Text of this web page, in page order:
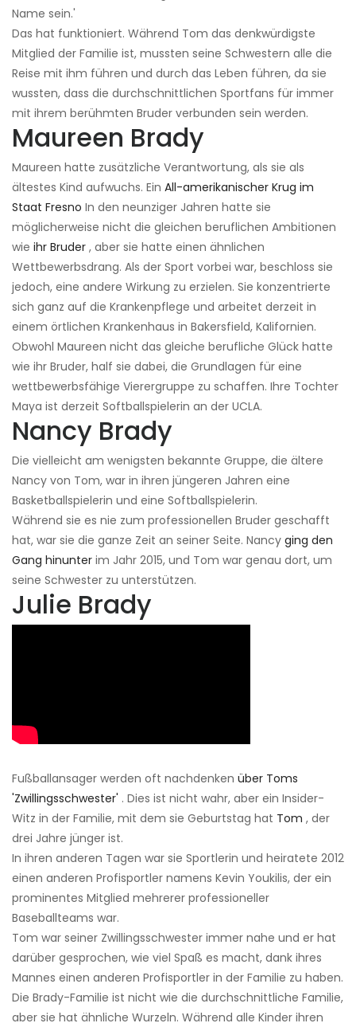
Name sein.'
Das hat funktioniert. Während Tom das denkwürdigste
Mitglied der Familie ist, mussten seine Schwestern alle die
Reise mit ihm führen und durch das Leben führen, da sie
wussten, dass die durchschnittlichen Sportfans für immer
mit ihrem berühmten Bruder verbunden sein werden.
Maureen Brady
Maureen hatte zusätzliche Verantwortung, als sie als
ältestes Kind aufwuchs. Ein All-amerikanischer Krug im
Staat Fresno In den neunziger Jahren hatte sie
möglicherweise nicht die gleichen beruflichen Ambitionen
wie ihr Bruder , aber sie hatte einen ähnlichen
Wettbewerbsdrang. Als der Sport vorbei war, beschloss sie
jedoch, eine andere Wirkung zu erzielen. Sie konzentrierte
sich ganz auf die Krankenpflege und arbeitet derzeit in
einem örtlichen Krankenhaus in Bakersfield, Kalifornien.
Obwohl Maureen nicht das gleiche berufliche Glück hatte
wie ihr Bruder, half sie dabei, die Grundlagen für eine
wettbewerbsfähige Vierergruppe zu schaffen. Ihre Tochter
Maya ist derzeit Softballspielerin an der UCLA.
Nancy Brady
Die vielleicht am wenigsten bekannte Gruppe, die ältere
Nancy von Tom, war in ihren jüngeren Jahren eine
Basketballspielerin und eine Softballspielerin.
Während sie es nie zum professionellen Bruder geschafft
hat, war sie die ganze Zeit an seiner Seite. Nancy ging den
Gang hinunter im Jahr 2015, und Tom war genau dort, um
seine Schwester zu unterstützen.
Julie Brady
Fußballansager werden oft nachdenken über Toms
'Zwillingsschwester' . Dies ist nicht wahr, aber ein Insider-
Witz in der Familie, mit dem sie Geburtstag hat Tom , der
drei Jahre jünger ist.
In ihren anderen Tagen war sie Sportlerin und heiratete 2012
einen anderen Profisportler namens Kevin Youkilis, der ein
prominentes Mitglied mehrerer professioneller
Baseballteams war.
Tom war seiner Zwillingsschwester immer nahe und er hat
darüber gesprochen, wie viel Spaß es macht, dank ihres
Mannes einen anderen Profisportler in der Familie zu haben.
Die Brady-Familie ist nicht wie die durchschnittliche Familie,
aber sie hat ähnliche Wurzeln. Während alle Kinder ihren